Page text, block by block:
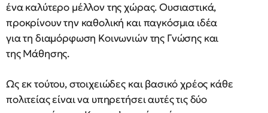
ένα καλύτερο μέλλον της χώρας. Ουσιαστικά,
προκρίνουν την καθολική και παγκόσμια ιδέα
για τη διαμόρφωση Κοινωνιών της Γνώσης και
της Μάθησης.
Ως εκ τούτου, στοιχειώδες και βασικό χρέος κάθε
πολιτείας είναι να υπηρετήσει αυτές τις δύο